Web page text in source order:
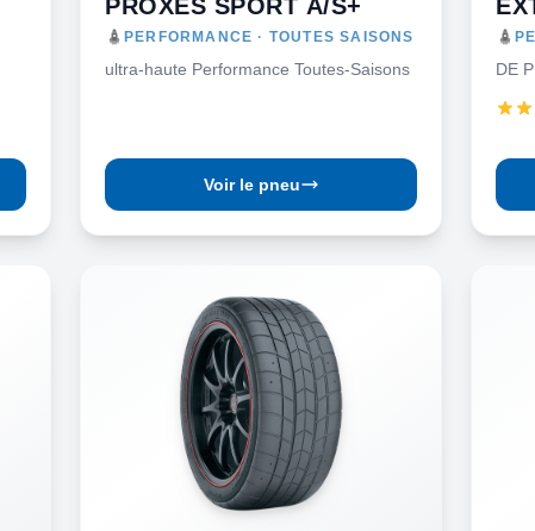
PROXES SPORT A/S+
PERFORMANCE · TOUTES SAISONS
ultra-haute Performance Toutes-Saisons
Voir le pneu
DE